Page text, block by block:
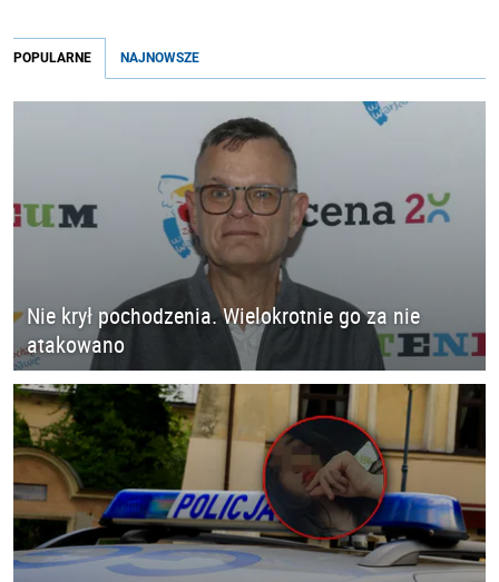
POPULARNE NAJNOWSZE
Nie krył pochodzenia. Wielokrotnie go za nie
atakowano